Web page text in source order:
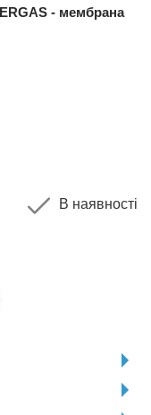
- мембрана
В наявності